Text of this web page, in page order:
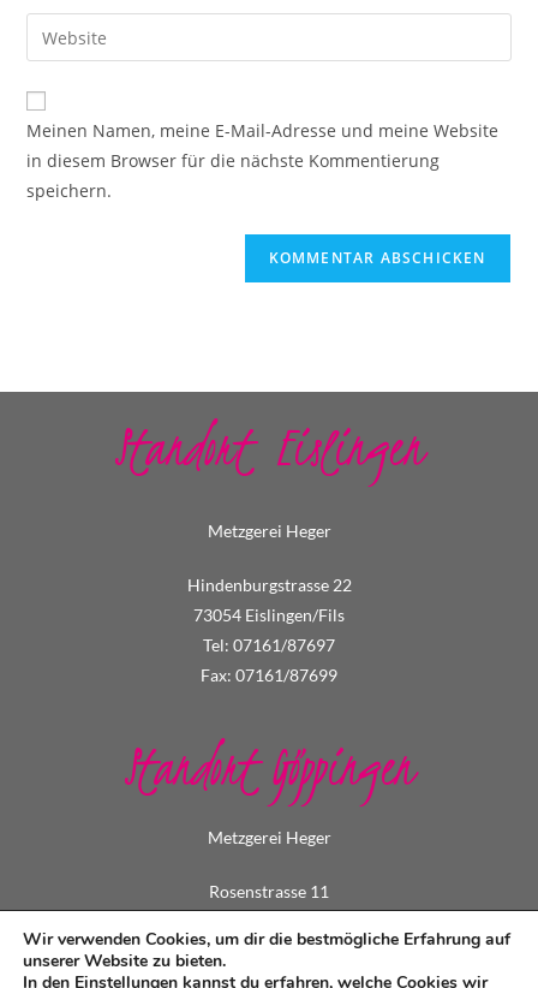
Meinen Namen, meine E-Mail-Adresse und meine Website
in diesem Browser für die nächste Kommentierung
speichern.
Standort Eislingen
Metzgerei Heger
Hindenburgstrasse 22
73054 Eislingen/Fils
Tel: 07161/87697
Fax: 07161/87699
Standort Göppingen
Metzgerei Heger
Rosenstrasse 11
Tel: 07161/73495
Fax: 07161/79549
Wir verwenden Cookies, um dir die bestmögliche Erfahrung auf
unserer Website zu bieten.
In den Einstellungen kannst du erfahren, welche Cookies wir